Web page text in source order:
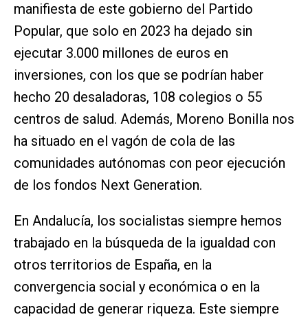
manifiesta de este gobierno del Partido
Popular, que solo en 2023 ha dejado sin
ejecutar 3.000 millones de euros en
inversiones, con los que se podrían haber
hecho 20 desaladoras, 108 colegios o 55
centros de salud. Además, Moreno Bonilla nos
ha situado en el vagón de cola de las
comunidades autónomas con peor ejecución
de los fondos Next Generation.
En Andalucía, los socialistas siempre hemos
trabajado en la búsqueda de la igualdad con
otros territorios de España, en la
convergencia social y económica o en la
capacidad de generar riqueza. Este siempre